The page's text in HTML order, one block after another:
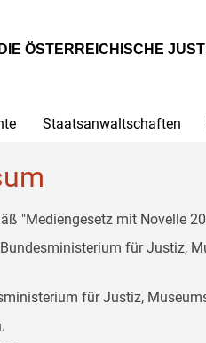
DIE ÖSTERREICHISCHE
Staatsanwaltschaften
"Mediengesetz mit Novelle
für Justiz,
für Justiz,